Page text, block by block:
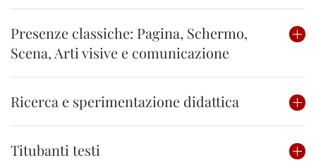
Presenze classiche: Pagina, Schermo,
Scena, Arti visive e comunicazione
Ricerca e sperimentazione didattica
Titubanti testi